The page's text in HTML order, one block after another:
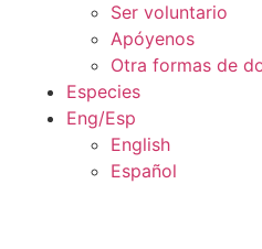
Ser voluntario
Apóyenos
Otra formas de
Especies
Eng/Esp
English
Español